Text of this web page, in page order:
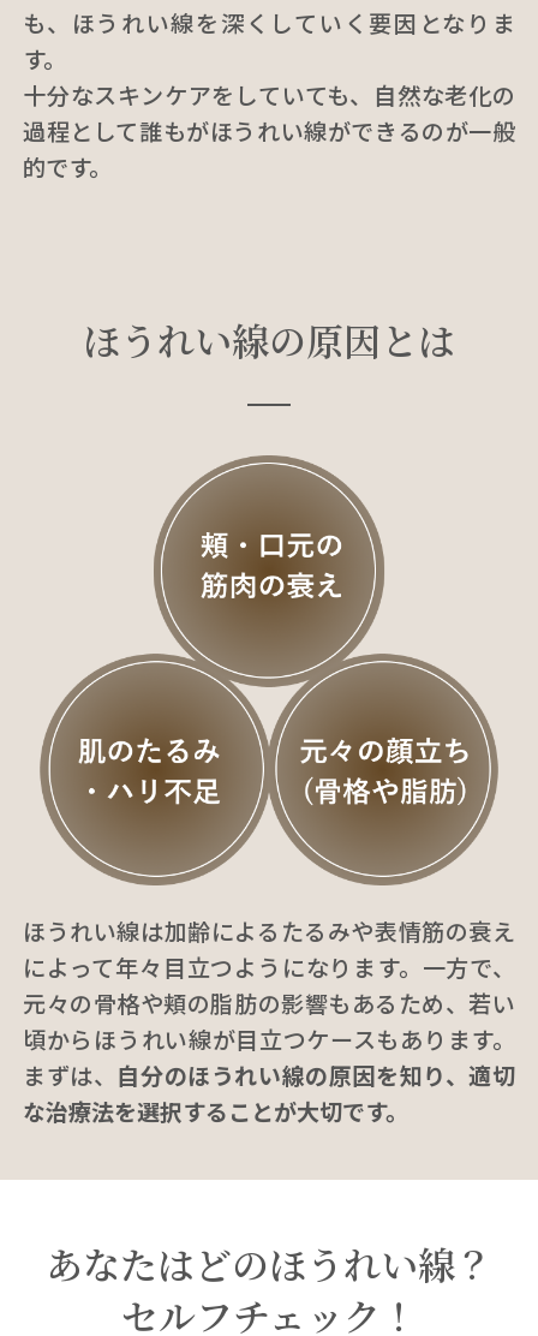
も、ほうれい線を深くしていく要因となりま
す。
十分なスキンケアをしていても、自然な老化の
過程として誰もがほうれい線ができるのが一般
的です。
ほうれい線の原因とは
ほうれい線は加齢によるたるみや表情筋の衰え
によって年々目立つようになります。一方で、
元々の骨格や頬の脂肪の影響もあるため、若い
頃からほうれい線が目立つケースもあります。
まずは、 自分のほうれい線の原因を知り、適切
な治療法を選択することが大切です。
あなたはどのほうれい線？
セルフチェック！